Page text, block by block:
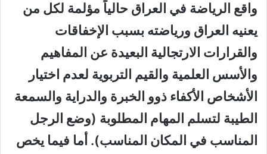
واقع الرياضة في العراق حالياً مؤلمة لكل من
يعنيه العراق ورياضته بسبب الإخفاقات
والقرارات الارتجالية البعيدة عن المفاهيم
والأسس العلمية والقيم التربوية لعدم اختيار
الأشخاص الأكفاء ذوو الخبرة والدراية والسمعة
الطيبة لتسلم المهام المطلوبة (وضع الرجل
المناسب في المكان المناسب). أما فيما يخص